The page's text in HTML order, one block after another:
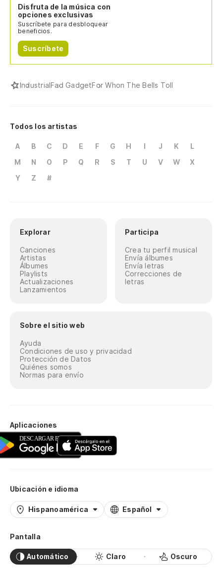
Disfruta de la música con
opciones exclusivas
Suscríbete para desbloquear
beneficios.
Suscríbete
IndustrialFad GadgetFor Whon The Bells Toll
Todos los artistas
A B C D E F G H I J K
L
M
N O P Q R S T U V W
X
Y
Z #
Explorar
Canciones
Artistas
Álbumes
Playlists
Actualizaciones
Lanzamientos
Participa
Crea tu perfil musical
Envía álbumes
Envía letras
Correcciones de
letras
Sobre el sitio web
Ayuda
Condiciones de uso y privacidad
Protección de Datos
Quiénes somos
Normas para envío
Aplicaciones
Ubicación e idioma
Hispanoamérica Español
Pantalla
Automático Claro Oscuro